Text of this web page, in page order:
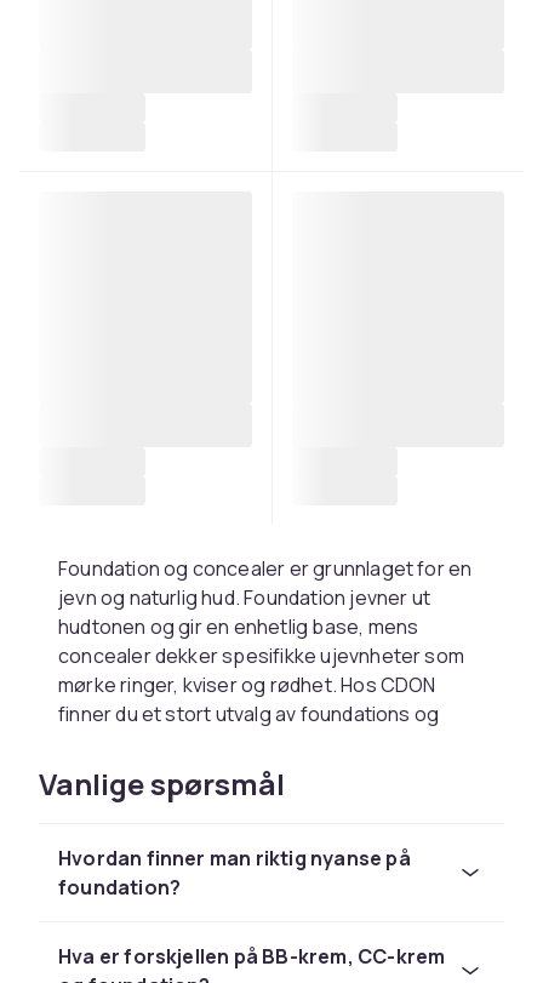
Foundation og concealer er grunnlaget for en
jevn og naturlig hud. Foundation jevner ut
hudtonen og gir en enhetlig base, mens
concealer dekker spesifikke ujevnheter som
mørke ringer, kviser og rødhet. Hos CDON
finner du et stort utvalg av foundations og
Finn riktig foundation for din
Flytende foundation passer de fleste hudtyper
hud, mens mineralpudder gir en lett og
Vanlige spørsmål
Hvordan finner man riktig nyanse på
foundation?
Hva er forskjellen på BB-krem, CC-krem